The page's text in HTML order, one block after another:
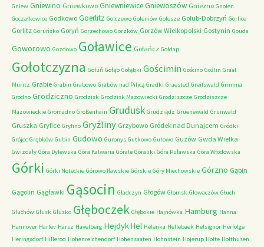
Gniew Gniewino Gniewkowo GniewniewiceGniewoszów Gniezno Gnoien
Goczałkowice Godkowo Goerlitz Golczewo Goleniów Golesze Golub-Dobrzyń Gorlice
Gorlitz Goruńsko Goryń Gorzechowo Gorzków Gorzów Wielkopolski Gostynin Gouda
Goworowo Gozdowo Goławice Gołańcz Gołdap
Gołotczyzna Gołuń Gołąb Gołąbki Gościmin Gościno Goźlin Graal
Muritz Grabie Grabin Grabowo Grabów nad Pilicą Gradki Graested Greifswald Grimma
Grodno Grodziczno Grodzisk Grodzisk Mazowiecki Grodziszcze Grodziszcze
Mazowieckie Gromadno Großenhain Grudusk Grudziądz Gruenewald Grunwald
Gruszka Gryfice Gryfino Gryźliny Grzybowo Gródek nad Dunajcem Gródki
Grójec Grębków Gubin Gudowo Guronys Gutkowo Gutowo Guzów Gwda Wielka
Gwizdały Góra Dylewska Góra Kalwaria Górale Góraliki Góra Puławska Góra Włodowska
Górki Górki Noteckie Górowo Iławskie Górskie Góry Miechowskie Górzno Gąbin
Gągolin Gągławki Gąsocin Gładczyn Głogów Głomsk Głowaczów Głuch
Głuchów Głusk Głusko Głęboczek Głębokie Hajnówka Hamburg Hanna
Hannover Harlev Harsz Havelberg HejdykHel Helenka Hellebaek Helsignor Herfolge
Heringsdorf Hillerod Hohenreichendorf Hohensaaten Hohnstein Hojerup Holte Holthusen